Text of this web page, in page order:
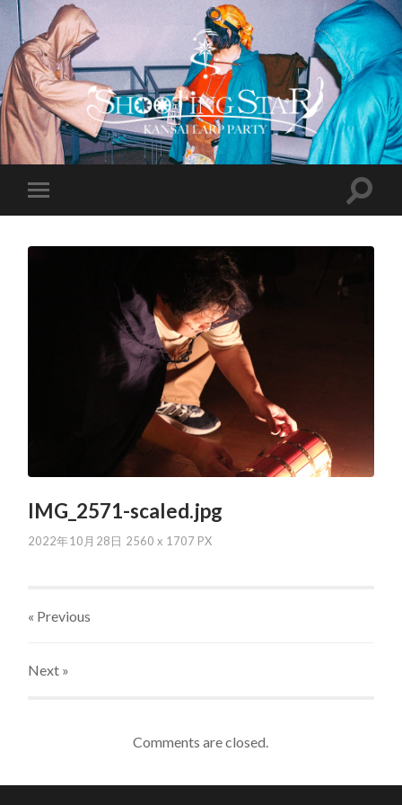
IMG_2571-scaled.jpg
2022年10月28日 2560x 1707 PX
« Previous
Next »
Comments are closed.